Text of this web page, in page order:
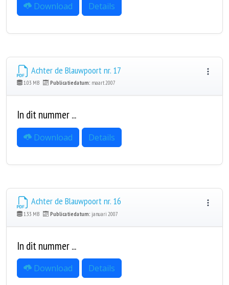
Download Details
Achter de Blauwpoort nr. 17
1.03 MB Publicatiedatum: maart 2007
In dit nummer ...
Download Details
Achter de Blauwpoort nr. 16
1.33 MB Publicatiedatum: januari 2007
In dit nummer ...
Download Details